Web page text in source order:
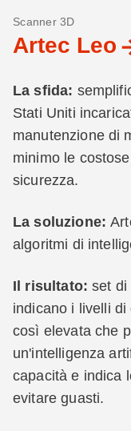
Scanner 3D
Artec Leo
La sfida:
Stati Uniti
manutenzione di
minimo le
sicurezza.
La soluzione:
algoritmi di
Il risultato:set di
indicano i livelli
così elevata che
un'intelligenza
capacità e indica
evitare guasti.